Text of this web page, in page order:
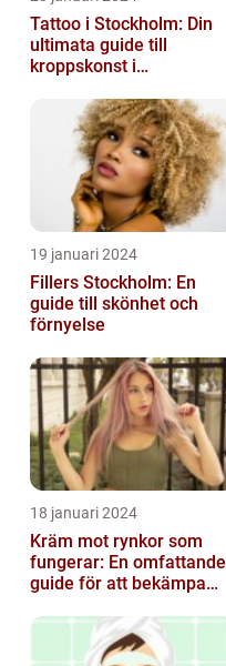
Tattoo i Stockholm: Din
ultimata guide till
kroppskonst i
19 januari 2024
Fillers Stockholm: En
guide till skönhet och
förnyelse
18 januari 2024
Kräm mot rynkor som
fungerar: En omfattande
guide för att bekämpa